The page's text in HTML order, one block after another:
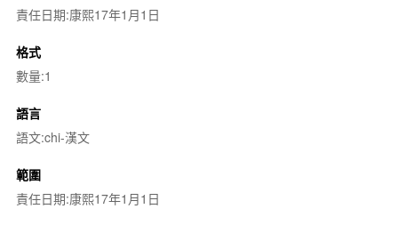
責任日期:康熙17年1月1日
格式
數量:1
語言
語文:chi-漢文
範圍
責任日期:康熙17年1月1日